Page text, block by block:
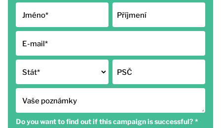
Jméno* Příjmení
E-mail*
Stát* PSČ
Vaše poznámky
Do you want to find out if this campaign is successful? *